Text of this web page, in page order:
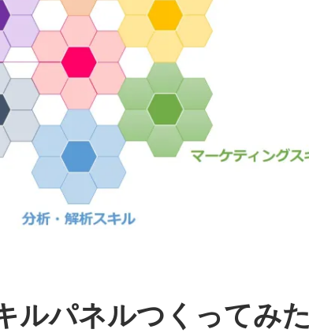
ルパネルつくってみた